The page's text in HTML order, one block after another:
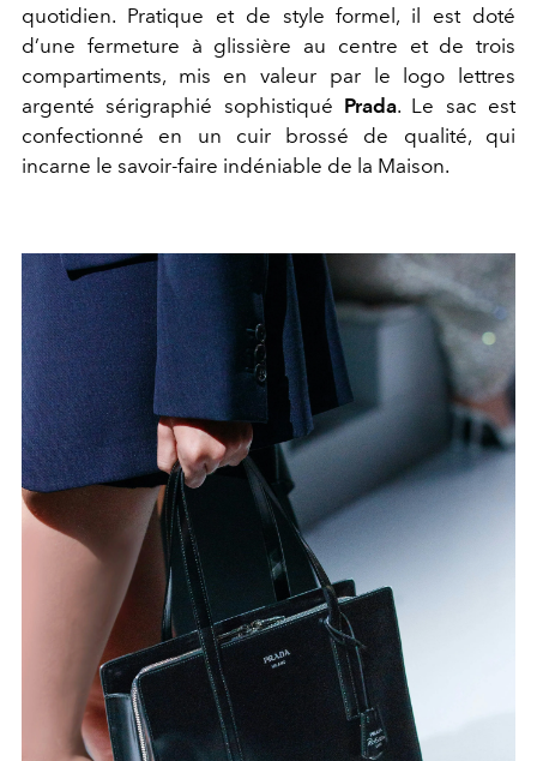
quotidien. Pratique et de style formel, il est doté
d’une fermeture à glissière au centre et de trois
compartiments, mis en valeur par le logo lettres
argenté sérigraphié sophistiqué Prada. Le sac est
confectionné en un cuir brossé de qualité, qui
incarne le savoir-faire indéniable de la Maison.